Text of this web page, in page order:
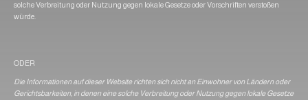
solche Verbreitung oder Nutzung gegen lokale Gesetze oder Vorschriften verstoßen
würde.
ODER
Die Informationen auf dieser Website richten sich nicht an Einwohner von Ländern oder
Gerichtsbarkeiten, in denen eine solche Verbreitung oder Nutzung gegen lokale Gesetze